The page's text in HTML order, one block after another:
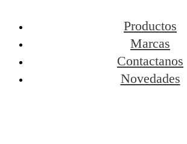
Productos
Marcas
Contactanos
Novedades